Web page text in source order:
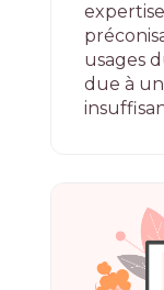
usages
due à